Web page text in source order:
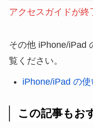
アクセスガイドが終
その他 iPhone/iPad
覧ください。
iPhone/iPad の
この記事もお